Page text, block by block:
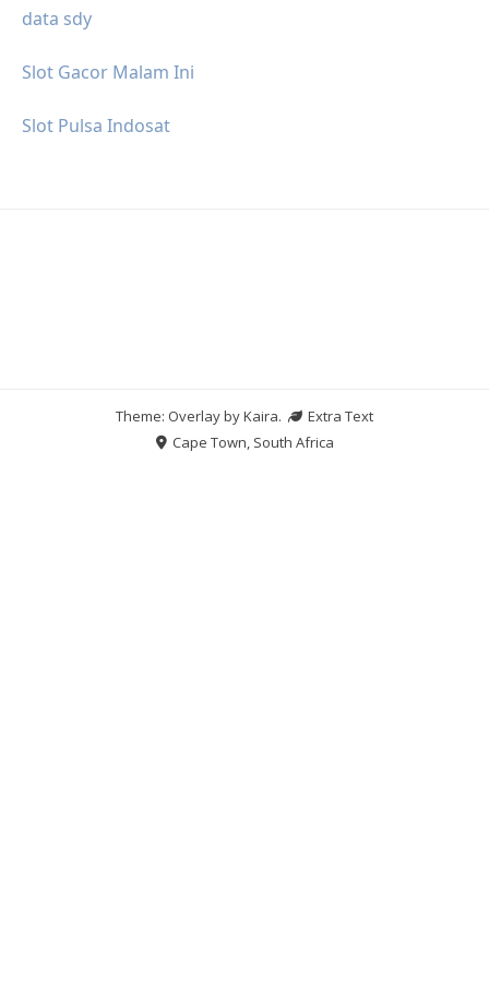
data sdy
Slot Gacor Malam Ini
Slot Pulsa Indosat
Theme: Overlay byKaira.
Extra Text
Cape Town, South Africa